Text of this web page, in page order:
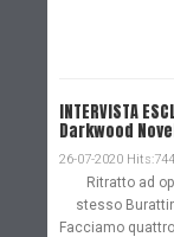
INTERVISTA
Darkwood
26-07-2020
Ritratto ad
stesso
Facciamo